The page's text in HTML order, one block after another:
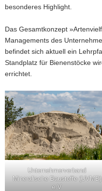
besonderes Highlight.
Das Gesamtkonzept
Managements des
befindet sich aktuell ein
Standplatz für Bienenstöcke
errichtet.
Unternehmerverband
Mineralische Baustoffe (UVMB)
e.V